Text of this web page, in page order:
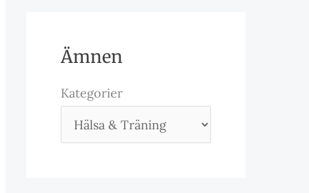
Ämnen
Kategorier